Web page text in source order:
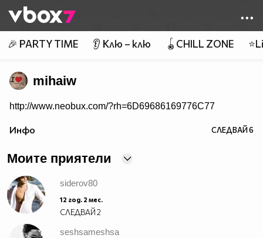
👾
🎉 PARTY TIME 👂 Клю – клю 🪀CHILL ZONE
mihaiw
http://www.neobux.com/?rh=6D69686169776C77
Инфо СЛЕДВАЙ6
Моите приятели
siderov80
12 год. 2 мес.
СЛЕДВАЙ2
seshsameshsa